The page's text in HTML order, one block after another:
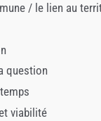
/ le lien au
question
viabilité